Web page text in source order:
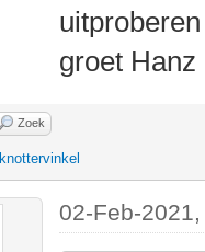
uitproberen
groet Hanz
Zoek
knottervinkel
02-Feb-